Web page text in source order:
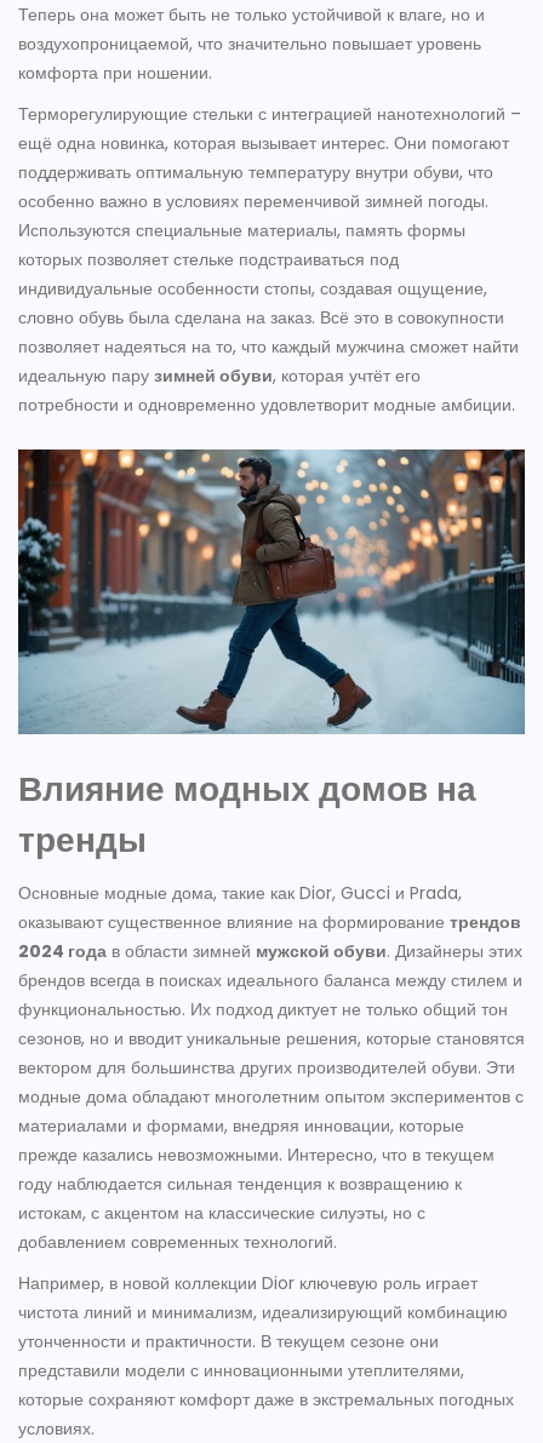
Теперь она может быть не только устойчивой к влаге, но и
воздухопроницаемой, что значительно повышает уровень
комфорта при ношении.
Терморегулирующие стельки с интеграцией нанотехнологий –
ещё одна новинка, которая вызывает интерес. Они помогают
поддерживать оптимальную температуру внутри обуви, что
особенно важно в условиях переменчивой зимней погоды.
Используются специальные материалы, память формы
которых позволяет стельке подстраиваться под
индивидуальные особенности стопы, создавая ощущение,
словно обувь была сделана на заказ. Всё это в совокупности
позволяет надеяться на то, что каждый мужчина сможет найти
идеальную пару зимней обуви, которая учтёт его
потребности и одновременно удовлетворит модные амбиции.
Влияние модных домов на
тренды
Основные модные дома, такие как Dior, Gucci и Prada,
оказывают существенное влияние на формирование трендов
2024 года в области зимней мужской обуви. Дизайнеры этих
брендов всегда в поисках идеального баланса между стилем и
функциональностью. Их подход диктует не только общий тон
сезонов, но и вводит уникальные решения, которые становятся
вектором для большинства других производителей обуви. Эти
модные дома обладают многолетним опытом экспериментов с
материалами и формами, внедряя инновации, которые
прежде казались невозможными. Интересно, что в текущем
году наблюдается сильная тенденция к возвращению к
истокам, с акцентом на классические силуэты, но с
добавлением современных технологий.
Например, в новой коллекции Dior ключевую роль играет
чистота линий и минимализм, идеализирующий комбинацию
утонченности и практичности. В текущем сезоне они
представили модели с инновационными утеплителями,
которые сохраняют комфорт даже в экстремальных погодных
условиях.